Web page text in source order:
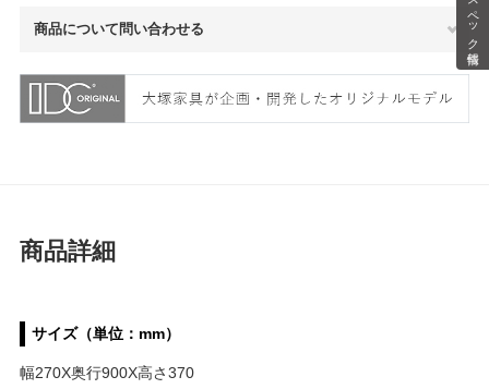
スペック情報
商品について問い合わせる
商品詳細
サイズ（単位：mm）
幅270X奥行900X高さ370